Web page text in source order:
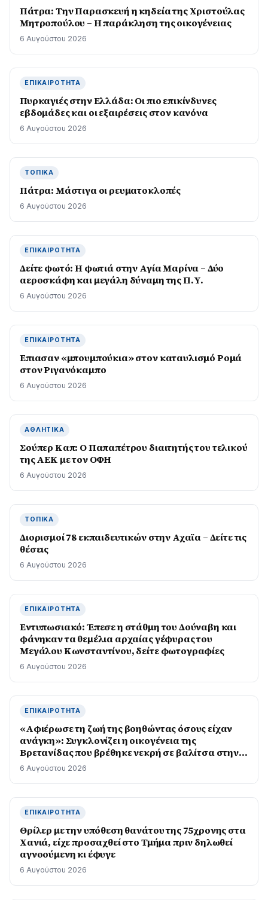
Πάτρα: Την Παρασκευή η κηδεία της Χριστούλας
Μητροπούλου – Η παράκληση της οικογένειας
6 Αυγούστου 2026
ΕΠΙΚΑΙΡΌΤΗΤΑ
Πυρκαγιές στην Ελλάδα: Οι πιο επικίνδυνες
εβδομάδες και οι εξαιρέσεις στον κανόνα
6 Αυγούστου 2026
ΤΟΠΙΚΆ
Πάτρα: Μάστιγα οι ρευµατοκλοπές
6 Αυγούστου 2026
ΕΠΙΚΑΙΡΌΤΗΤΑ
Δείτε φωτό: Η φωτιά στην Αγία Μαρίνα – Δύο
αεροσκάφη και μεγάλη δύναμη της Π.Υ.
6 Αυγούστου 2026
ΕΠΙΚΑΙΡΌΤΗΤΑ
Επιασαν «µπουµπούκια» στον καταυλισµό Ροµά
στον Ριγανόκαμπο
6 Αυγούστου 2026
ΑΘΛΗΤΙΚΆ
Σούπερ Καπ: Ο Παπαπέτρου διαιτητής του τελικού
της ΑΕΚ με τον ΟΦΗ
6 Αυγούστου 2026
ΤΟΠΙΚΆ
Διορισμοί 78 εκπαιδευτικών στην Αχαϊα – Δείτε τις
θέσεις
6 Αυγούστου 2026
ΕΠΙΚΑΙΡΌΤΗΤΑ
Εντυπωσιακό: Έπεσε η στάθμη του Δούναβη και
φάνηκαν τα θεμέλια αρχαίας γέφυρας του
Μεγάλου Κωνσταντίνου, δείτε φωτογραφίες
6 Αυγούστου 2026
ΕΠΙΚΑΙΡΌΤΗΤΑ
«Αφιέρωσε τη ζωή της βοηθώντας όσους είχαν
ανάγκη»: Συγκλονίζει η οικογένεια της
Βρετανίδας που βρέθηκε νεκρή σε βαλίτσα στην
Κυψέλη
6 Αυγούστου 2026
ΕΠΙΚΑΙΡΌΤΗΤΑ
Θρίλερ με την υπόθεση θανάτου της 75χρονης στα
Χανιά, είχε προσαχθεί στο Τμήμα πριν δηλωθεί
αγνοούμενη κι έφυγε
6 Αυγούστου 2026